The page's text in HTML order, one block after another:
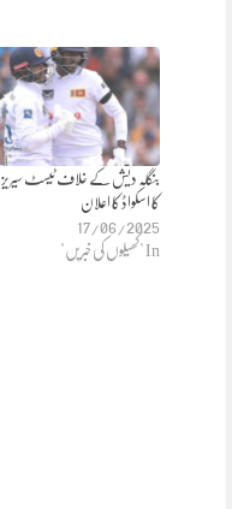
بنگلہ دیش کے خلاف ٹیسٹ
کا اسکواڈ کا اعلان
17/06/2025
In "کھیلوں کی خبریں"